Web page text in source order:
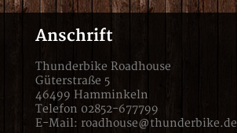
Anschrift
Thunderbike Roadhouse
Güterstraße 5
46499 Hamminkeln
Telefon 02852-677799
E-Mail: roadhouse@thunderbike.de